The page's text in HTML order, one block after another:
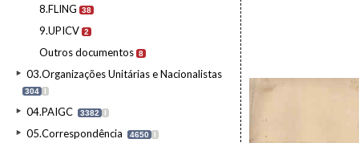
8.FLING 38
9.UPICV 2
Outros documentos 8
03.Organizações Unitárias e Nacionalistas
304 I
04.PAIGC 3382 I
05.Correspondência 4650 I